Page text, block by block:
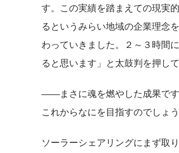
す。この実績を踏まえての現実
るというみらい地域の企業理念
わっていきました。２～３時間
ると思います」と太鼓判を押して
――まさに魂を燃やした成果です
これからなにを目指すのでしょう
ソーラーシェアリングにまず取